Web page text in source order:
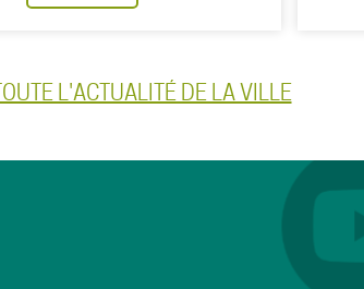
L'ACTUALITÉ DE LA VILLE